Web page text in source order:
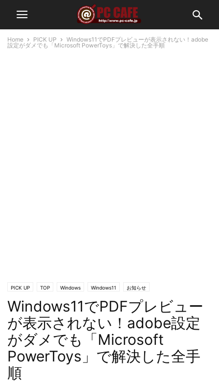
Home PICK UP
Windows11でPDFプレビューが表示されない！adobe
設定がダメでも「Microsoft PowerToys」で解決した全手順
PICK UP TOP Windows Windows11 お知らせ
Windows11でPDFプレビュー
が表示されない！adobe設定
がダメでも「Microsoft
PowerToys」で解決した全手
順